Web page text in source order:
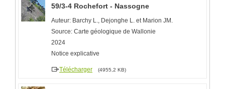
59/3-4 Rochefort - Nassogne
Auteur: Barchy L., Dejonghe L. et Marion JM.
Source: Carte géologique de Wallonie
2024
Notice explicative
Télécharger (4955,2 KB)